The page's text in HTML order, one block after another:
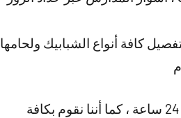
كافة أنواع الشبابيك ولحامها
و هناك أيضا العديد من الأعمال التي يقوم بها حداد الزور ، خدمتنا متوفرة على مدار 24 ساعة ، كما أننا نقوم بكافة